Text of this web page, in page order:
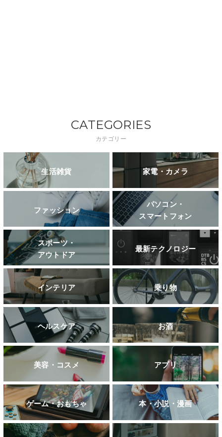
CATEGORIES
カテゴリー
生活雑貨 家電・カメラ
ファッション
パソコン・
スマートフォン
スポーツ・
アウトドア
最新テクノロジー
インテリア 乗り物
ヘルスケア お酒
美容・コスメ アプリ
ゲーム・おもちゃ 本・小説・漫画